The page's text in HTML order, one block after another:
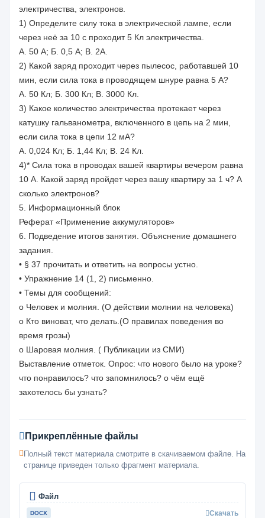
электричества, электронов.
1) Определите силу тока в электрической лампе, если
через неё за 10 с проходит 5 Кл электричества.
А. 50 А; Б. 0,5 А; В. 2А.
2) Какой заряд проходит через пылесос, работавшей 10
мин, если сила тока в проводящем шнуре равна 5 А?
А. 50 Кл; Б. 300 Кл; В. 3000 Кл.
3) Какое количество электричества протекает через
катушку гальванометра, включенного в цепь на 2 мин,
если сила тока в цепи 12 мА?
А. 0,024 Кл; Б. 1,44 Кл; В. 24 Кл.
4)* Сила тока в проводах вашей квартиры вечером равна
10 А. Какой заряд пройдет через вашу квартиру за 1 ч? А
сколько электронов?
5. Информационный блок
Реферат «Применение аккумуляторов»
6. Подведение итогов занятия. Объяснение домашнего
задания.
• § 37 прочитать и ответить на вопросы устно.
• Упражнение 14 (1, 2) письменно.
• Темы для сообщений:
o Человек и молния. (О действии молнии на человека)
o Кто виноват, что делать.(О правилах поведения во
время грозы)
o Шаровая молния. ( Публикации из СМИ)
Выставление отметок. Опрос: что нового было на уроке?
что понравилось? что запомнилось? о чём ещё
захотелось бы узнать?
Прикреплённые файлы
Полный текст материала смотрите в скачиваемом файле. На
странице приведен только фрагмент материала.
Файл
DOCX Скачать